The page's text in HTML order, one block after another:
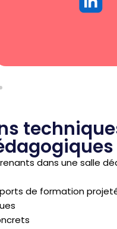
dans une salle
de formation